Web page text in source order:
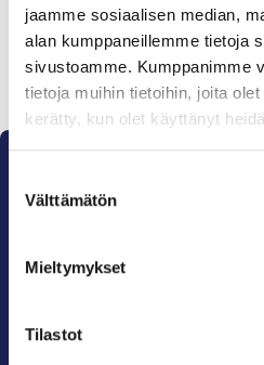
jaamme sosiaalisen median,
alan kumppaneillemme tietoja
sivustoamme. Kumppanimme
tietoja muihin tietoihin, joita
kerätty, kun olet käyttänyt
valinta
Välttämätön
Mieltymykset
Tilastot
Lahjoita ja liity tähän
Pelastamme Itämeren ja sen
John Nurmisen Säätiö on